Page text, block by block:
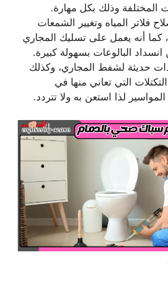
المختلفة وذلك بكل مهارة.
فلاتر المياه وتغيير الشمعات
كما أنه يعمل على تسليك المجاري
البالوعات بسهولة كبيرة.
حديثة لشفط المجاري، وكذلك
التي تعاني منها في
المواسير لذا استعن به ولا تتردد.